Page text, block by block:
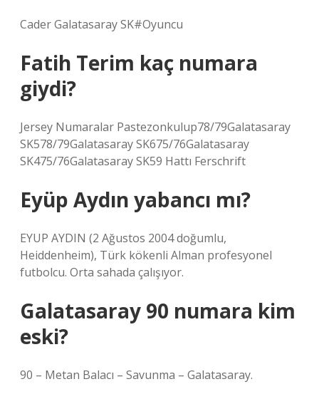
Cader Galatasaray SK#Oyuncu
Fatih Terim kaç numara
giydi?
Jersey Numaralar Pastezonkulup78/79Galatasaray
SK578/79Galatasaray SK675/76Galatasaray
SK475/76Galatasaray SK59 Hattı Ferschrift
Eyüp Aydın yabancı mı?
EYUP AYDIN ​​(2 Ağustos 2004 doğumlu,
Heiddenheim), Türk kökenli Alman profesyonel
futbolcu. Orta sahada çalışıyor.
Galatasaray 90 numara kim
eski?
90 – Metan Balacı – Savunma – Galatasaray.